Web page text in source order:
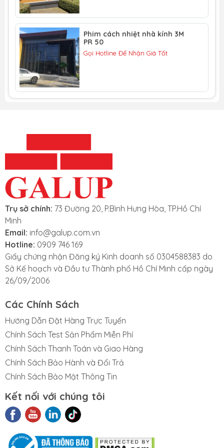
nhiệt nhà kính PR 60 là phim nhiều lớp và không sử
dụng kim loại dựa trên công nghệ nano có thể giảm
đáng kể nhiệt tích tụ.
Một điều chắc chắn loại phim cách nhiệt 3M này phản
chiếu thấp hơn so với kính. Phim PR 60 cũng chặn gần
như toàn bộ lượng bức xạ UVA và UVB gây ảnh hưởng
xấu đến sức khỏe.
thể tận hưởng những điều tuyệt nhất của phim cách
Phim cách nhiệt nhà kính 3M
PR 50
Gọi Hotline Để Nhận Giá Tốt
Trụ sở chính: 73 Đường 20, P.Bình Hưng Hòa, TP.Hồ Chí
Minh
Email: info@galup.com.vn
Hotline: 0909 746 169
Giấy chứng nhận Đăng ký Kinh doanh số 0304588383 do
Sở Kế hoạch và Đầu tư Thành phố Hồ Chí Minh cấp ngày
26/09/2006
Các Chính Sách
Hướng Dẫn Đặt Hàng Trực Tuyến
Chính Sách Test Sản Phẩm Miễn Phí
Chính Sách Thanh Toán và Giao Hàng
Chính Sách Bảo Hành và Đổi Trả
Chính Sách Bảo Mật Thông Tin
Kết nối với chúng tôi